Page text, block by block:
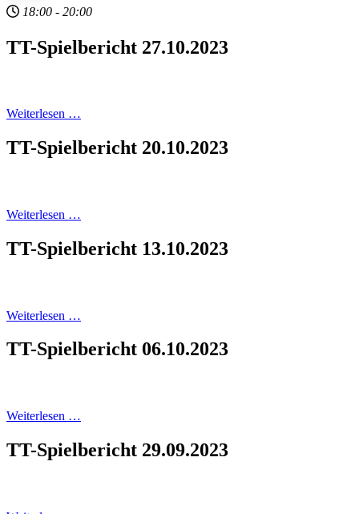
18:00 - 20:00
TT-Spielbericht 27.10.2023
Weiterlesen …
TT-Spielbericht 20.10.2023
Weiterlesen …
TT-Spielbericht 13.10.2023
Weiterlesen …
TT-Spielbericht 06.10.2023
Weiterlesen …
TT-Spielbericht 29.09.2023